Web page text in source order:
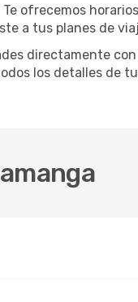
ofrecemos
a tus planes de
directamente
los detalles de